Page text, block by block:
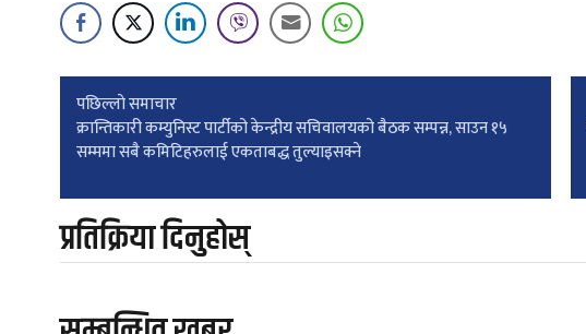
Post
navigation
पछिल्लाे समाचार
क्रान्तिकारी कम्युनिस्ट पार्टीको केन्द्रीय सचिवालयको बैठक सम्पन्न, साउन १५
सम्ममा सबै कमिटिहरुलाई एकताबद्ध तुल्याइसक्ने
प्रतिक्रिया दिनुहोस्